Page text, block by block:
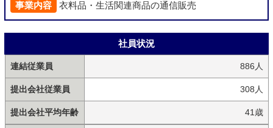
事業内容 衣料品・生活関連商品の通信販売
社員状況
連結従業員 886人
提出会社従業員 308人
提出会社平均年齢 41歳